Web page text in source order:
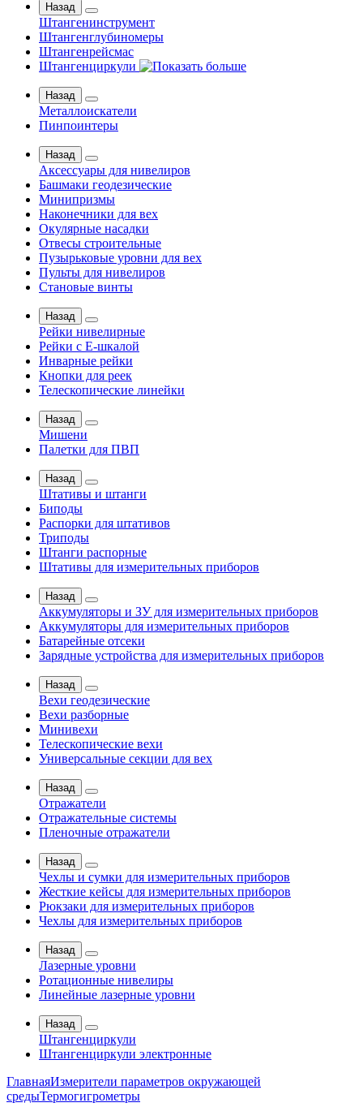
Назад
Штангенинструмент
Штангенглубиномеры
Штангенрейсмас
Штангенциркули
Назад
Металлоискатели
Пинпоинтеры
Назад
Аксессуары для нивелиров
Башмаки геодезические
Минипризмы
Наконечники для вех
Окулярные насадки
Отвесы строительные
Пузырьковые уровни для вех
Пульты для нивелиров
Становые винты
Назад
Рейки нивелирные
Рейки с Е-шкалой
Инварные рейки
Кнопки для реек
Телескопические линейки
Назад
Мишени
Палетки для ПВП
Назад
Штативы и штанги
Биподы
Распорки для штативов
Триподы
Штанги распорные
Штативы для измерительных приборов
Назад
Аккумуляторы и ЗУ для измерительных приборов
Аккумуляторы для измерительных приборов
Батарейные отсеки
Зарядные устройства для измерительных приборов
Назад
Вехи геодезические
Вехи разборные
Минивехи
Телескопические вехи
Универсальные секции для вех
Назад
Отражатели
Отражательные системы
Пленочные отражатели
Назад
Чехлы и сумки для измерительных приборов
Жесткие кейсы для измерительных приборов
Рюкзаки для измерительных приборов
Чехлы для измерительных приборов
Назад
Лазерные уровни
Ротационные нивелиры
Линейные лазерные уровни
Назад
Штангенциркули
Штангенциркули электронные
ГлавнаяИзмерители параметров окружающей
средыТермогигрометры